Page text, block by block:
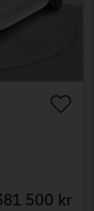
500 kr